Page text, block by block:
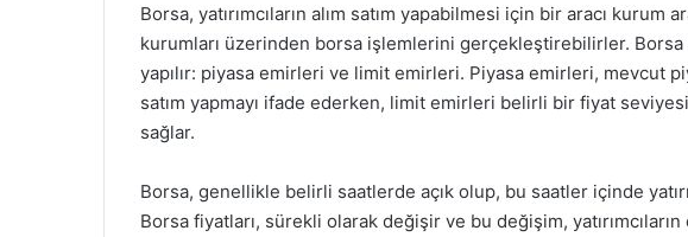
Borsa, yatırımcıların alım satım yapabilmesi için bir aracı kurum
kurumları üzerinden borsa işlemlerini gerçekleştirebilirler.
yapılır: piyasa emirleri ve limit emirleri. Piyasa emirleri, mevcut
satım yapmayı ifade ederken, limit emirleri belirli bir fiyat
sağlar.
Borsa, genellikle belirli saatlerde açık olup, bu saatler içinde
Borsa fiyatları, sürekli olarak değişir ve bu değişim,